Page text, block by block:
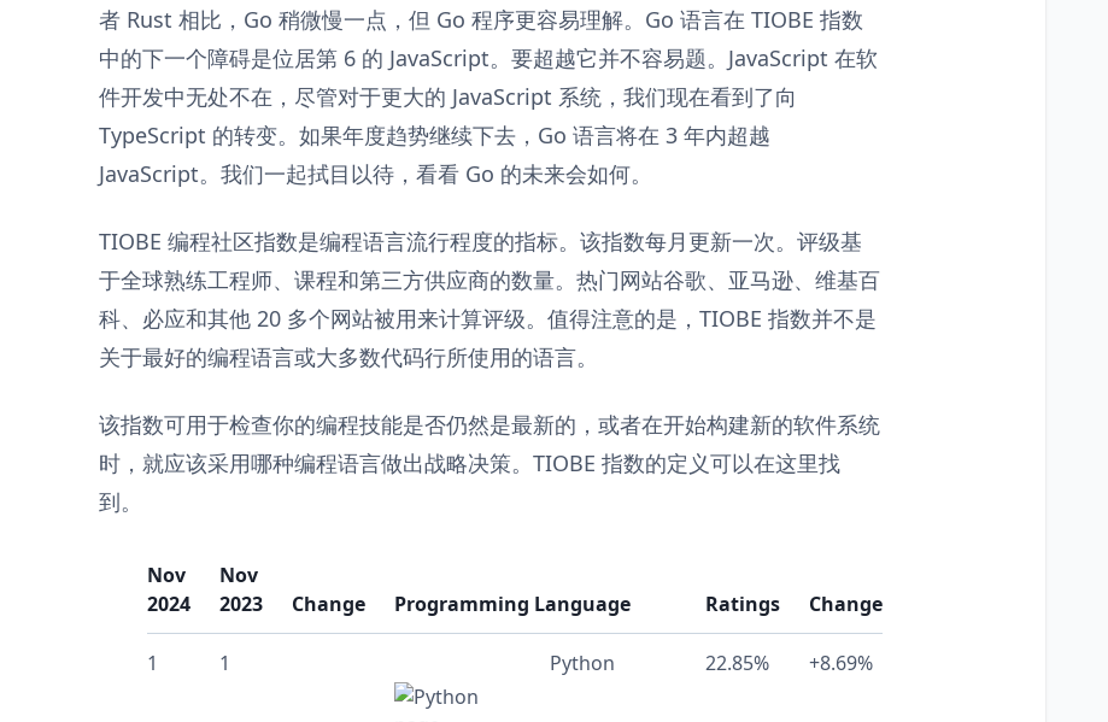
者 Rust 相比，Go 稍微慢一点，但 Go 程序更容易理解。Go 语言在 TIOBE 指数
中的下一个障碍是位居第 6 的 JavaScript。要超越它并不容易题。JavaScript 在软
件开发中无处不在，尽管对于更大的 JavaScript 系统，我们现在看到了向
TypeScript 的转变。如果年度趋势继续下去，Go 语言将在 3 年内超越
JavaScript。我们一起拭目以待，看看 Go 的未来会如何。
TIOBE 编程社区指数是编程语言流行程度的指标。该指数每月更新一次。评级基
于全球熟练工程师、课程和第三方供应商的数量。热门网站谷歌、亚马逊、维基百
科、必应和其他 20 多个网站被用来计算评级。值得注意的是，TIOBE 指数并不是
关于最好的编程语言或大多数代码行所使用的语言。
该指数可用于检查你的编程技能是否仍然是最新的，或者在开始构建新的软件系统
时，就应该采用哪种编程语言做出战略决策。TIOBE 指数的定义可以在这里找
到。
Nov
2024
Nov
2023
Change Programming Language Ratings Change
1 1 Python 22.85% +8.69%